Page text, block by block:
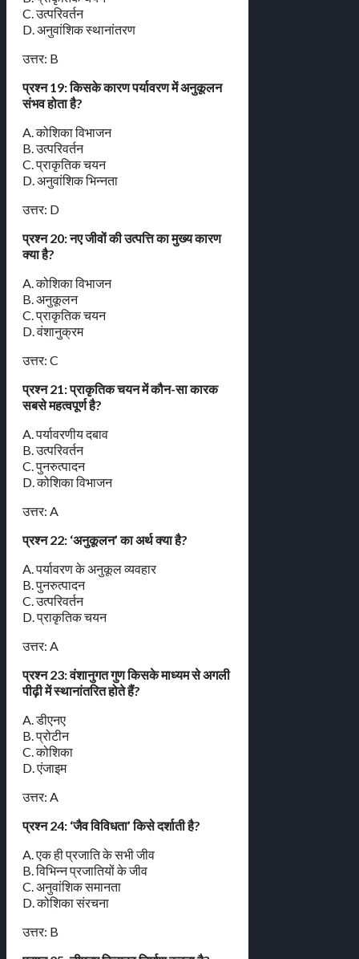
C. उत्परिवर्तन
D. अनुवांशिक स्थानांतरण
उत्तर: B
प्रश्न 19: किसके कारण पर्यावरण में अनुकूलन
संभव होता है?
A. कोशिका विभाजन
B. उत्परिवर्तन
C. प्राकृतिक चयन
D. अनुवांशिक भिन्नता
उत्तर: D
प्रश्न 20: नए जीवों की उत्पत्ति का मुख्य कारण
क्या है?
A. कोशिका विभाजन
B. अनुकूलन
C. प्राकृतिक चयन
D. वंशानुक्रम
उत्तर: C
प्रश्न 21: प्राकृतिक चयन में कौन-सा कारक
सबसे महत्वपूर्ण है?
A. पर्यावरणीय दबाव
B. उत्परिवर्तन
C. पुनरुत्पादन
D. कोशिका विभाजन
उत्तर: A
प्रश्न 22: ‘अनुकूलन’ का अर्थ क्या है?
A. पर्यावरण के अनुकूल व्यवहार
B. पुनरुत्पादन
C. उत्परिवर्तन
D. प्राकृतिक चयन
उत्तर: A
प्रश्न 23: वंशानुगत गुण किसके माध्यम से अगली
पीढ़ी में स्थानांतरित होते हैं?
A. डीएनए
B. प्रोटीन
C. कोशिका
D. एंजाइम
उत्तर: A
प्रश्न 24: ‘जैव विविधता’ किसे दर्शाती है?
A. एक ही प्रजाति के सभी जीव
B. विभिन्न प्रजातियों के जीव
C. अनुवांशिक समानता
D. कोशिका संरचना
उत्तर: B